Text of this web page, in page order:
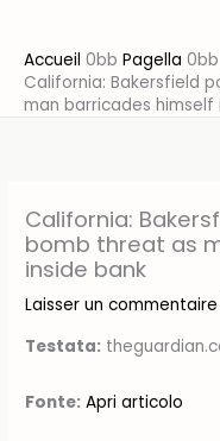
contenu
Accueil
Pagella
California: Bakersfield
man barricades himself
California:
bomb threat as
inside bank
Laisser un commentaire
Testata:
Fonte: Apri articolo